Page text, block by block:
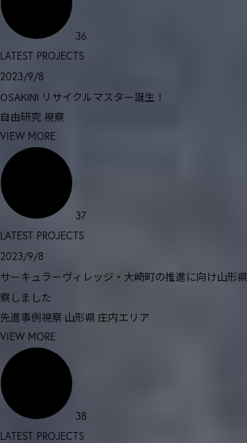
36
LATEST PROJECTS
2023/9/8
OSAKINI リサイクルマスター誕生！
自由研究 視察
VIEW MORE
37
LATEST PROJECTS
2023/9/8
サーキュラーヴィレッジ・大崎町の推進に向け山形
察しました
先進事例視察 山形県 庄内エリア
VIEW MORE
38
LATEST PROJECTS